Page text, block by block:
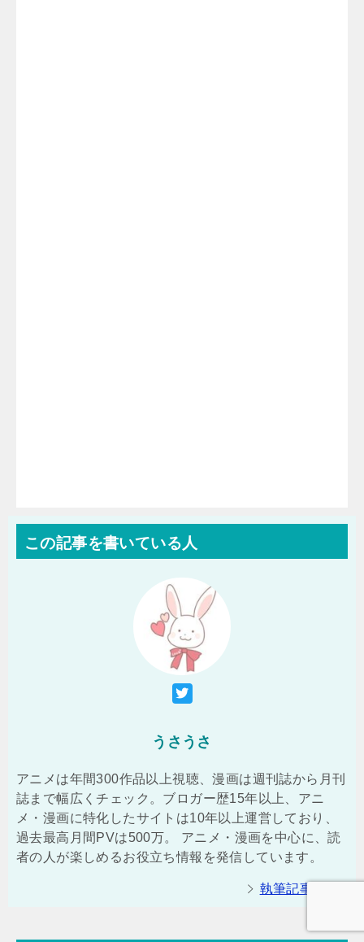
この記事を書いている人
うさうさ
アニメは年間300作品以上視聴、漫画は週刊誌から月刊
誌まで幅広くチェック。ブロガー歴15年以上、アニ
メ・漫画に特化したサイトは10年以上運営しており、
過去最高月間PVは500万。 アニメ・漫画を中心に、読
者の人が楽しめるお役立ち情報を発信しています。
執筆記事一覧